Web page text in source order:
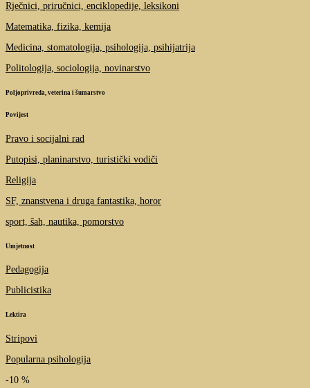
Rječnici, priručnici, enciklopedije, leksikoni
Matematika, fizika, kemija
Medicina, stomatologija, psihologija, psihijatrija
Politologija, sociologija, novinarstvo
Poljoprivreda, veterina i šumarstvo
Povijest
Pravo i socijalni rad
Putopisi, planinarstvo, turistički vodiči
Religija
SF, znanstvena i druga fantastika, horor
sport, šah, nautika, pomorstvo
Umjetnost
Pedagogija
Publicistika
Lektira
Stripovi
Popularna psihologija
-10 %